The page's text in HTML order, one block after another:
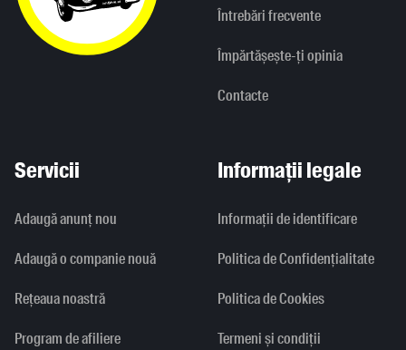
Întrebări frecvente
Împărtășește-ți opinia
Contacte
Servicii
Adaugă anunț nou
Adaugă o companie nouă
Rețeaua noastră
Program de afiliere
Informații legale
Informaţii de identificare
Politica de Confidențialitate
Politica de Cookies
Termeni și condiții